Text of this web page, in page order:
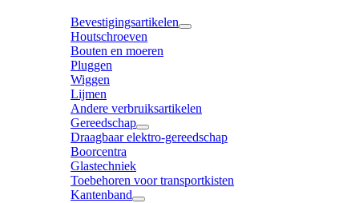
Bevestigingsartikelen
Houtschroeven
Bouten en moeren
Pluggen
Wiggen
Lijmen
Andere verbruiksartikelen
Gereedschap
Draagbaar elektro-gereedschap
Boorcentra
Glastechniek
Toebehoren voor transportkisten
Kantenband